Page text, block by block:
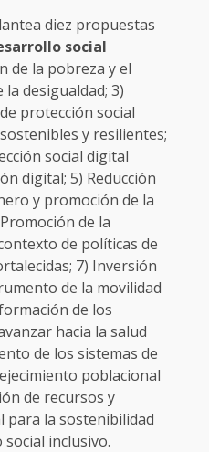
diez propuestas
social
de la pobreza y el
la desigualdad; 3)
protección social
y resilientes;
social digital
digital; 5) Reducción
y promoción de la
de la
de políticas de
7) Inversión
de la movilidad
de los
hacia la salud
de los sistemas de
poblacional
de recursos y
la sostenibilidad
inclusivo.